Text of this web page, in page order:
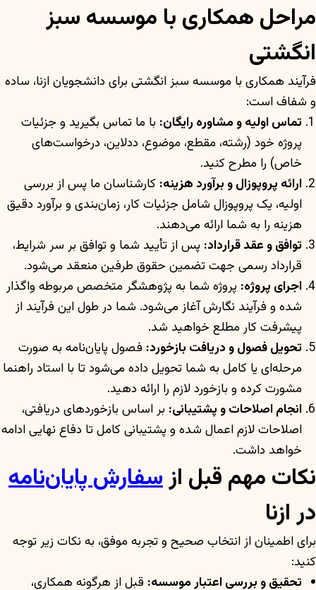
مراحل همکاری با موسسه سبز
انگشتی
فرآیند همکاری با موسسه سبز انگشتی برای دانشجویان ازنا، ساده
و شفاف است:
تماس اولیه و مشاوره رایگان: با ما تماس بگیرید و جزئیات
پروژه خود (رشته، مقطع، موضوع، ددلاین، درخواست‌های
خاص) را مطرح کنید.
ارائه پروپوزال و برآورد هزینه: کارشناسان ما پس از بررسی
اولیه، یک پروپوزال شامل جزئیات کار، زمان‌بندی و برآورد دقیق
هزینه را به شما ارائه می‌دهند.
توافق و عقد قرارداد: پس از تأیید شما و توافق بر سر شرایط،
قرارداد رسمی جهت تضمین حقوق طرفین منعقد می‌شود.
اجرای پروژه: پروژه شما به پژوهشگر متخصص مربوطه واگذار
شده و فرآیند نگارش آغاز می‌شود. شما در طول این فرآیند از
پیشرفت کار مطلع خواهید شد.
تحویل فصول و دریافت بازخورد: فصول پایان‌نامه به صورت
مرحله‌ای یا کامل به شما تحویل داده می‌شود تا با استاد راهنما
مشورت کرده و بازخورد لازم را ارائه دهید.
انجام اصلاحات و پشتیبانی: بر اساس بازخوردهای دریافتی،
اصلاحات لازم اعمال شده و پشتیبانی کامل تا دفاع نهایی ادامه
خواهد داشت.
نکات مهم قبل ازسفارش پایان‌نامه
در ازنا
برای اطمینان از انتخاب صحیح و تجربه موفق، به نکات زیر توجه
کنید:
تحقیق و بررسی اعتبار موسسه: قبل از هرگونه همکاری،